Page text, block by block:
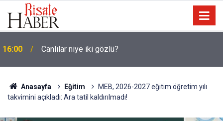
15:35 Sosyal medya, derslerde başarısızlığa yol açıyor
Anasayfa Eğitim
MEB, 2026-2027 eğitim öğretim yılı
takvimini açıkladı: Ara tatil kaldırılmadı!